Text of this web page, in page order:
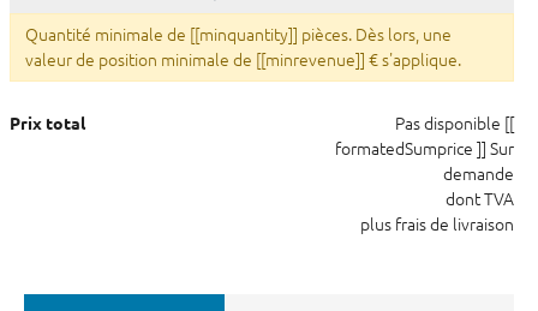
Quantité minimale de [[minquantity]] pièces. Dès lors, une
valeur de position minimale de [[minrevenue]] € s'applique.
Prix total Pas disponible [[
formatedSumprice ]] Sur
demande
dont TVA
plus frais de livraison